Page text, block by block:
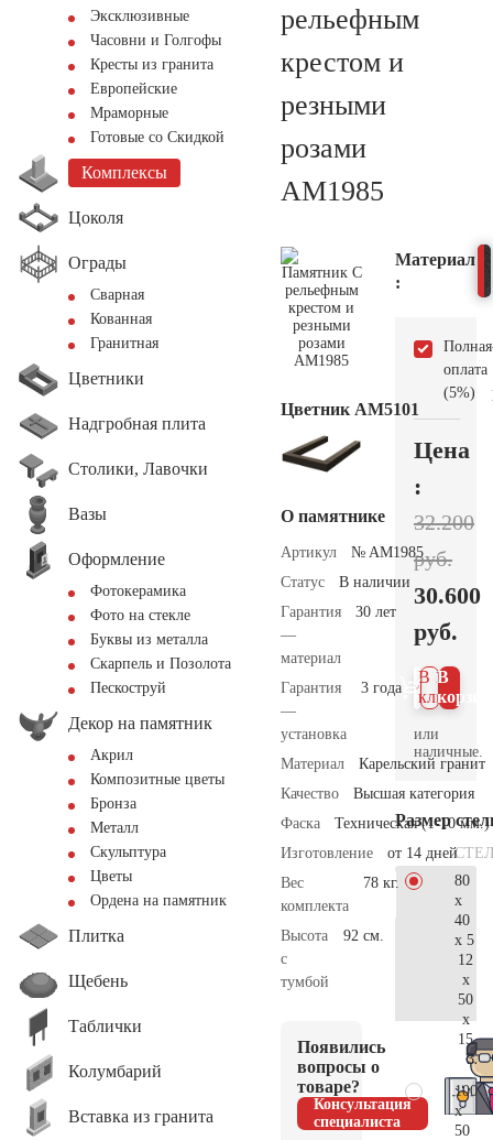
Эксклюзивные
Часовни и Голгофы
Кресты из гранита
Европейские
Мраморные
Готовые со Скидкой
Комплексы
Цоколя
Ограды
Сварная
Кованная
Гранитная
Цветники
Надгробная плита
Столики, Лавочки
Вазы
Оформление
Фотокерамика
Фото на стекле
Буквы из металла
Скарпель и Позолота
Пескоструй
Декор на памятник
Акрил
Композитные цветы
Бронза
Металл
Скульптура
Цветы
Ордена на памятник
Плитка
Щебень
Таблички
Колумбарий
Вставка из гранита
рельефным
крестом и
резными
розами
AM1985
Цветник АМ5101
О памятнике
Артикул
№ AM1985
Статус
В наличии
Гарантия
—
материал
30 лет
Гарантия
—
установка
3 года
Материал
Карельский гранит
Качество
Высшая категория
Фаска
Техническая (1-10 мм.)
Изготовление
от 14 дней
Вес
комплекта
78 кг.
Высота
с
тумбой
92 см.
Появились
вопросы о
товаре?
Консультация
специалиста
Материал
:
Полная
оплата
(5%)
Цена
:
32.200
руб.
30.600
руб.
В
В 1
клик
или
наличные.
Размер
80
x
40
x 5
12
x
50
x
15
100
x
50